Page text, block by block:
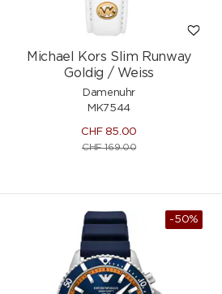
Michael Kors Slim Runway
Goldig / Weiss
Damenuhr
MK7544
CHF 85.00
CHF169.00
-50%
Saphir Kreolen 750/18 K
mit Diamanten 0.46 ct
CHF2'950.-